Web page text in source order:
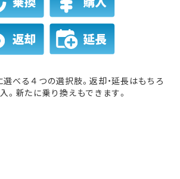
べる４つの選択肢。返却・延長はもちろ
。新たに乗り換えもできます。